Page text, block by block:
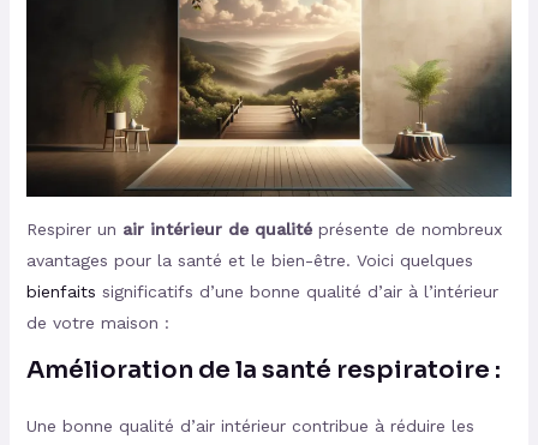
Respirer un air intérieur de qualitéprésente de nombreux
avantages pour la santé et le bien-être. Voici quelques
bienfaits significatifs d’une bonne qualité d’air à l’intérieur
de votre maison :
Amélioration de la santé respiratoire :
Une bonne qualité d’air intérieur contribue à réduire les